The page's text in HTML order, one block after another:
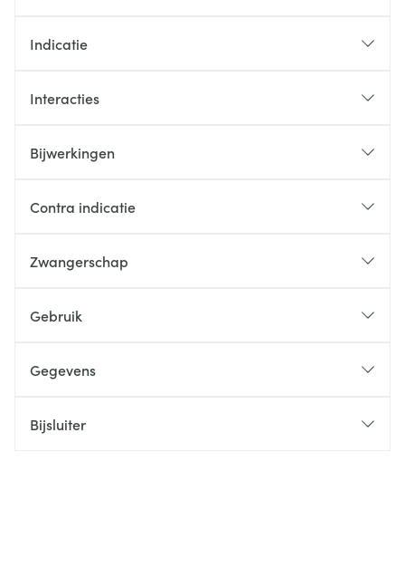
Indicatie
Interacties
Bijwerkingen
Contra indicatie
Zwangerschap
Gebruik
Gegevens
Bijsluiter